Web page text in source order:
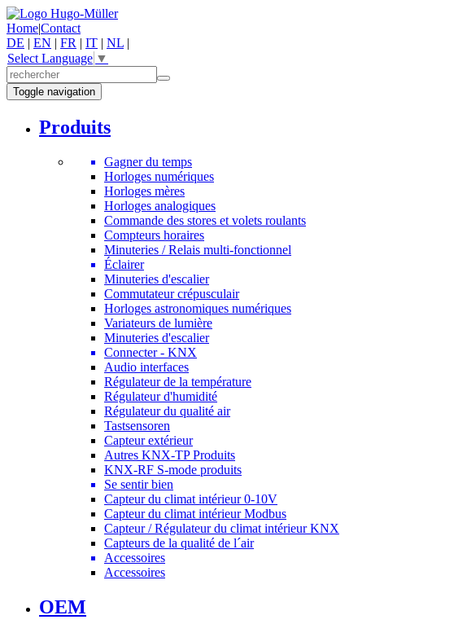
Home|Contact
DE | EN | FR | IT | NL |
Select Language ▼
Toggle navigation
Produits
Gagner du temps
Horloges numériques
Horloges mères
Horloges analogiques
Commande des stores et volets roulants
Compteurs horaires
Minuteries / Relais multi-fonctionnel
Éclairer
Minuteries d'escalier
Commutateur crépusculair
Horloges astronomiques numériques
Variateurs de lumière
Minuteries d'escalier
Connecter - KNX
Audio interfaces
Régulateur de la température
Régulateur d'humidité
Régulateur du qualité air
Tastsensoren
Capteur extérieur
Autres KNX-TP Produits
KNX-RF S-mode produits
Se sentir bien
Capteur du climat intérieur 0-10V
Capteur du climat intérieur Modbus
Capteur / Régulateur du climat intérieur KNX
Capteurs de la qualité de l´air
Accessoires
Accessoires
OEM